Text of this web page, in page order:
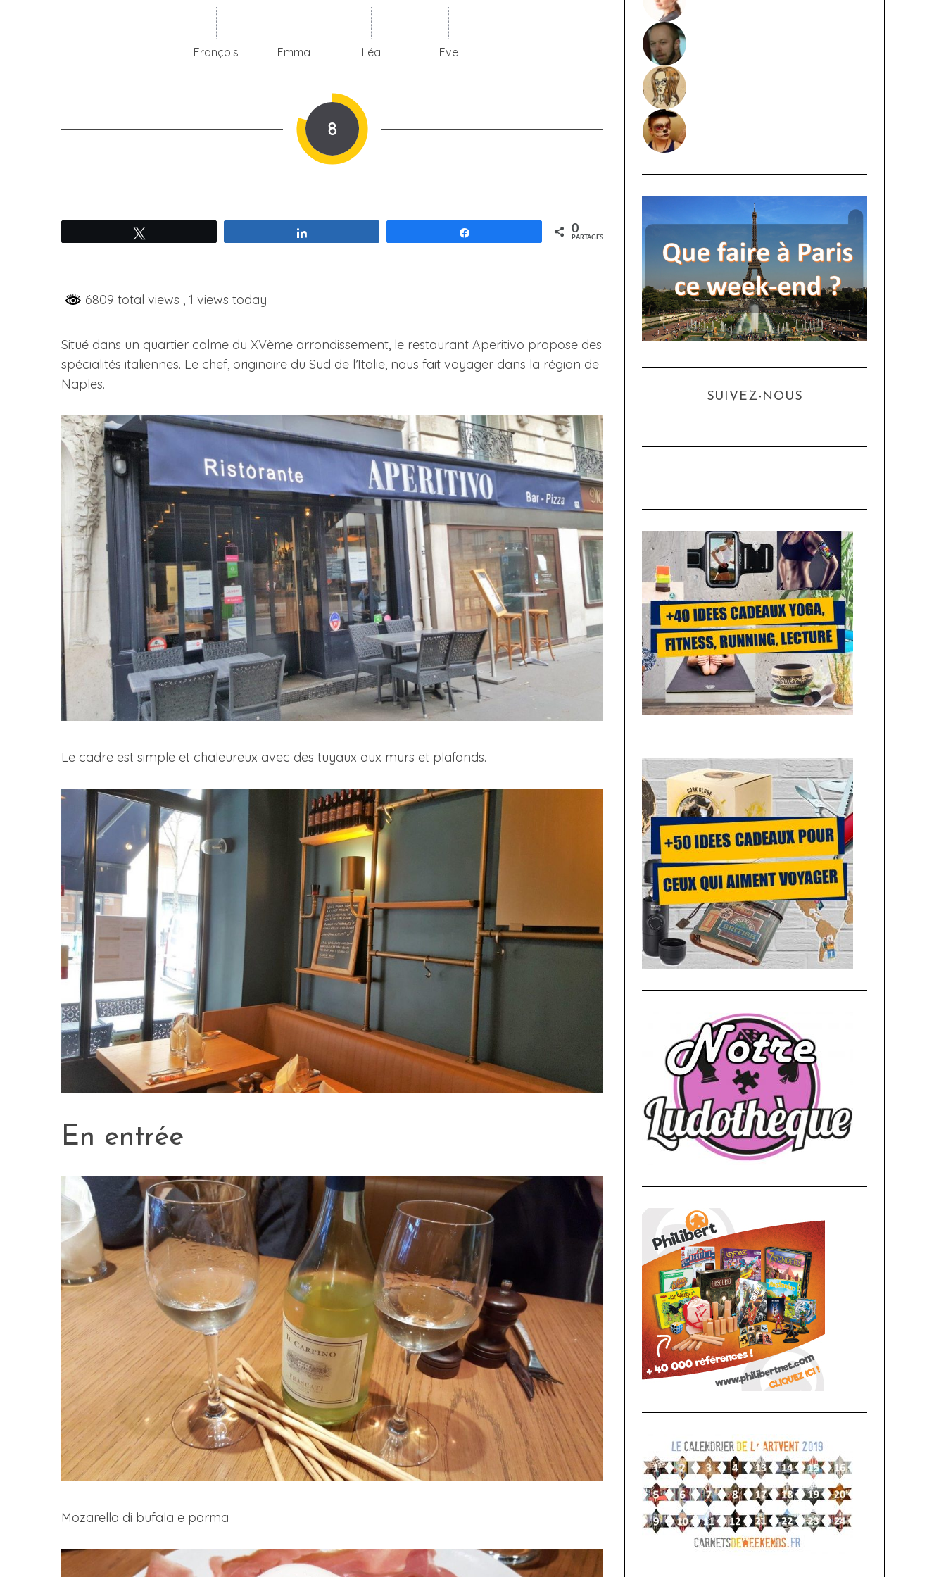
François Emma Léa Eve
8
0
PARTAGES
6809 total views , 1 views today
Situé dans un quartier calme du XVème arrondissement, le restaurant Aperitivo propose des
spécialités italiennes. Le chef, originaire du Sud de l’Italie, nous fait voyager dans la région de
Naples.
Le cadre est simple et chaleureux avec des tuyaux aux murs et plafonds.
En entrée
Mozarella di bufala e parma
SUIVEZ-NOUS
a
r
c
h
: